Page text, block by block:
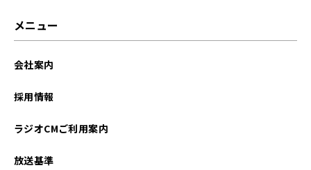
メニュー
会社案内
採用情報
ラジオCMご利用案内
放送基準